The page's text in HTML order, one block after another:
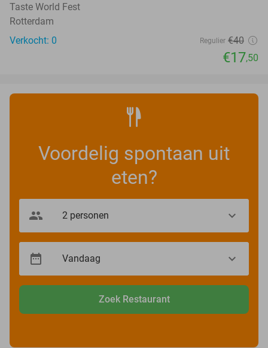
Taste World Fest
Rotterdam
Verkocht: 0
Regulier €40
€17,50
Voordelig spontaan uit
eten?
Zoek Restaurant